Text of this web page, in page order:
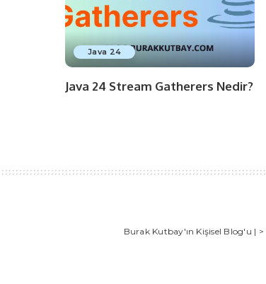
Java 24
Java 24 Stream Gatherers Nedir?
Burak Kutbay'ın Kişisel Blog'u | >